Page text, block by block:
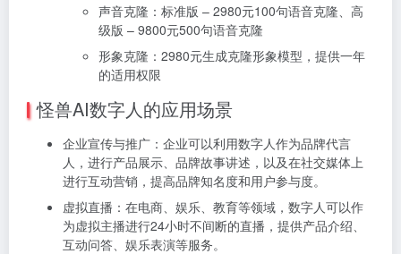
声音克隆：标准版 – 2980元100句语音克隆、高
级版 – 9800元500句语音克隆
形象克隆：2980元生成克隆形象模型，提供一年
的适用权限
怪兽AI数字人的应用场景
企业宣传与推广：企业可以利用数字人作为品牌代言
人，进行产品展示、品牌故事讲述，以及在社交媒体上
进行互动营销，提高品牌知名度和用户参与度。
虚拟直播：在电商、娱乐、教育等领域，数字人可以作
为虚拟主播进行24小时不间断的直播，提供产品介绍、
互动问答、娱乐表演等服务。